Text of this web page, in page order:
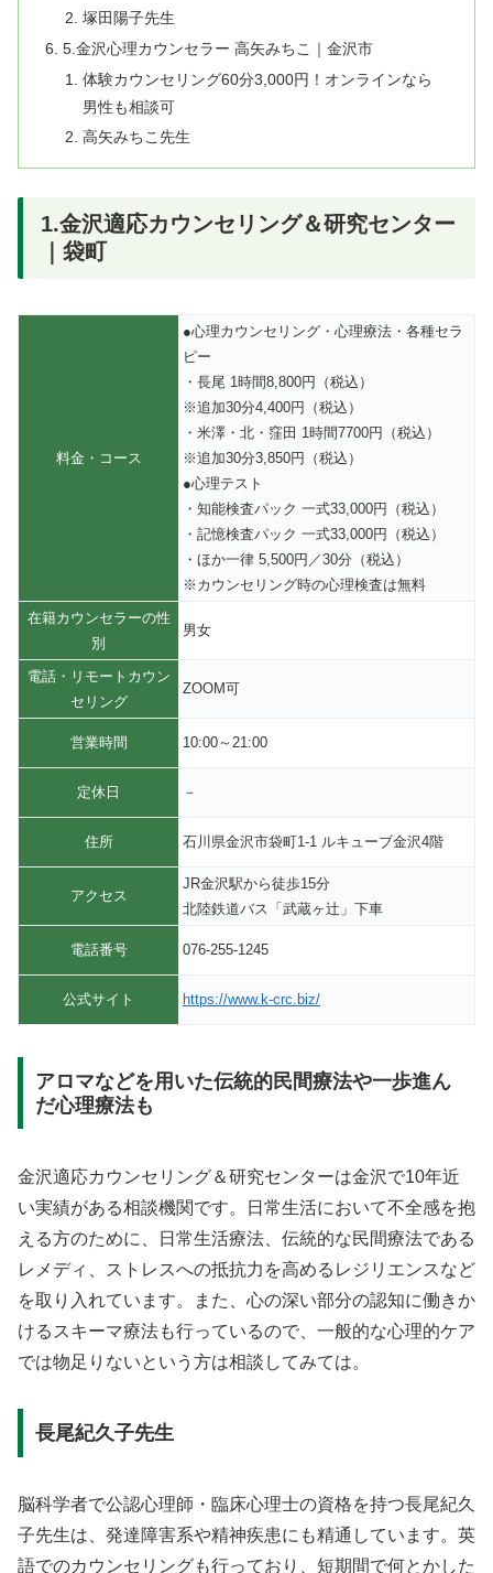
塚田陽子先生
5.金沢心理カウンセラー 高矢みちこ｜金沢市
体験カウンセリング60分3,000円！オンラインなら
男性も相談可
高矢みちこ先生
1.金沢適応カウンセリング＆研究センター
｜袋町
料金・コース
●心理カウンセリング・心理療法・各種セラ
ピー
・長尾 1時間8,800円（税込）
※追加30分4,400円（税込）
・米澤・北・窪田 1時間7700円（税込）
※追加30分3,850円（税込）
●心理テスト
・知能検査パック 一式33,000円（税込）
・記憶検査パック 一式33,000円（税込）
・ほか一律 5,500円／30分（税込）
※カウンセリング時の心理検査は無料
在籍カウンセラーの性
別
男女
電話・リモートカウン
セリング
ZOOM可
営業時間 10:00～21:00
定休日 －
住所 石川県金沢市袋町1-1 ルキューブ金沢4階
アクセス
JR金沢駅から徒歩15分
北陸鉄道バス「武蔵ヶ辻」下車
電話番号 076-255-1245
公式サイト https://www.k-crc.biz/
アロマなどを用いた伝統的民間療法や一歩進ん
だ心理療法も
金沢適応カウンセリング＆研究センターは金沢で10年近
い実績がある相談機関です。日常生活において不全感を抱
える方のために、日常生活療法、伝統的な民間療法である
レメディ、ストレスへの抵抗力を高めるレジリエンスなど
を取り入れています。また、心の深い部分の認知に働きか
けるスキーマ療法も行っているので、一般的な心理的ケア
では物足りないという方は相談してみては。
長尾紀久子先生
脳科学者で公認心理師・臨床心理士の資格を持つ長尾紀久
子先生は、発達障害系や精神疾患にも精通しています。英
語でのカウンセリングも行っており、短期間で何とかした